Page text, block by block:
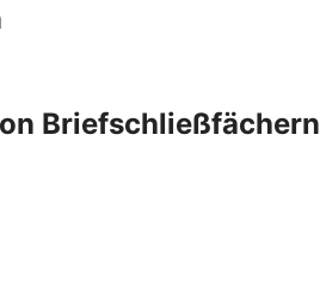
Briefschließfächern